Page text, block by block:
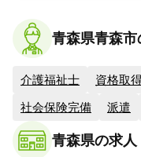
青森県青森市
介護福祉士 資格取
社会保険完備 派遣
青森県の求人